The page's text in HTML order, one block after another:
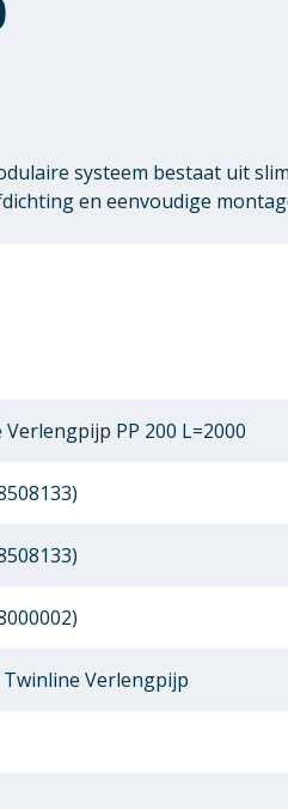
systeem bestaat uit
en eenvoudige
PP 200 L=2000
Verlengpijp